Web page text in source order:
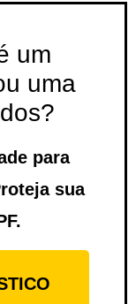
um
uma
para
sua